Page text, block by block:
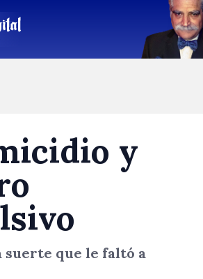
y
que le faltó a